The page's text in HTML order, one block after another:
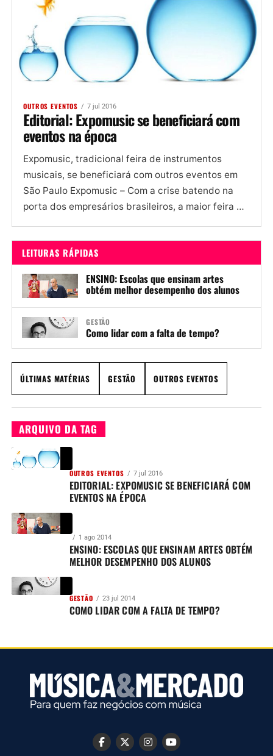
OUTROS EVENTOS 7 jul 2016
Editorial: Expomusic se beneficiará com
eventos na época
Expomusic, tradicional feira de instrumentos
musicais, se beneficiará com outros eventos em
São Paulo Expomusic – Com a crise batendo na
porta dos empresários brasileiros, a maior feira de
LEITURAS RÁPIDAS
ENSINO: Escolas que ensinam artes
obtém melhor desempenho dos alunos
GESTÃO
Como lidar com a falta de tempo?
ÚLTIMAS MATÉRIAS GESTÃO OUTROS EVENTOS
ARQUIVO DA TAG
OUTROS EVENTOS 7 jul 2016
EDITORIAL: EXPOMUSIC SE BENEFICIARÁ COM
EVENTOS NA ÉPOCA
1 ago 2014
ENSINO: ESCOLAS QUE ENSINAM ARTES OBTÉM
MELHOR DESEMPENHO DOS ALUNOS
GESTÃO 23 jul 2014
COMO LIDAR COM A FALTA DE TEMPO?